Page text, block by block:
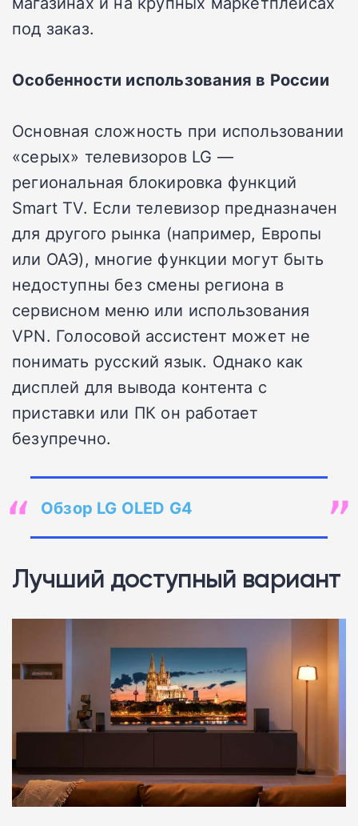
под заказ.
Особенности использования в России
Основная сложность при использовании
«серых» телевизоров LG —
региональная блокировка функций
Smart TV. Если телевизор предназначен
для другого рынка (например, Европы
или ОАЭ), многие функции могут быть
недоступны без смены региона в
сервисном меню или использования
VPN. Голосовой ассистент может не
понимать русский язык. Однако как
дисплей для вывода контента с
приставки или ПК он работает
безупречно.
Обзор LG OLED G4
Лучший доступный вариант